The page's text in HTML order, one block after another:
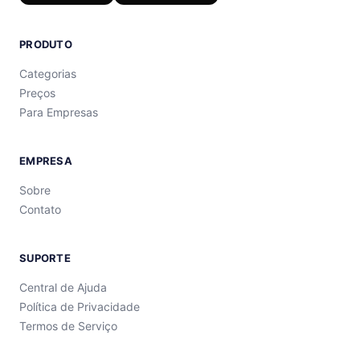
PRODUTO
Categorias
Preços
Para Empresas
EMPRESA
Sobre
Contato
SUPORTE
Central de Ajuda
Política de Privacidade
Termos de Serviço